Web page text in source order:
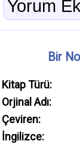
Bir
Kitap Türü:
Orjinal Adı:
Çeviren:
İngilizce: